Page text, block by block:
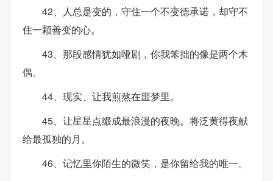
42、人总是变的，守住一个不变德承诺，却守不
住一颗善变的心。
43、那段感情犹如哑剧，你我笨拙的像是两个木
偶。
44、现实、让我煎熬在噩梦里。
45、让星星点缀成最浪漫的夜晚。将泛黄得夜献
给最孤独的月。
46、记忆里你陌生的微笑，是你留给我的唯一。